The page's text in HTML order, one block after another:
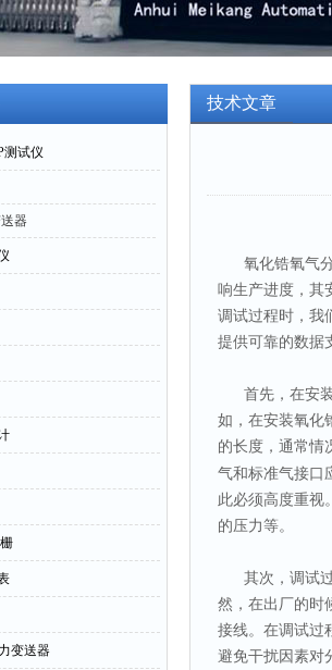
测试仪
器
变送器
技术文章
氧化锆氧气
响生产进度，其
调试过程时，我
提供可靠的数据
首先，在安
如，在安装氧化
的长度 ， 通常情
气和标准气接口
此必须高度重视。
的压力等。
其次，调试
然，在出厂的时
接线。 在调试过
避免干扰因素对